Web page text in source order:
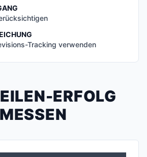
Tracking verwenden
ERFOLG
MESSEN